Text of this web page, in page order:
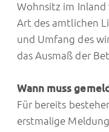
Wohnsitz im
Art des amtlichen
und Umfang des
das Ausmaß der
Wann muss
Für bereits
erstmalige